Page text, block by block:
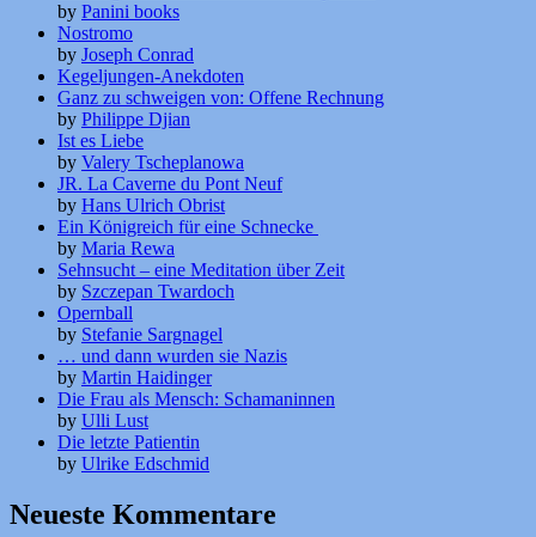
by Panini books
Nostromo
by Joseph Conrad
Kegeljungen-Anekdoten
Ganz zu schweigen von: Offene Rechnung
by Philippe Djian
Ist es Liebe
by Valery Tscheplanowa
JR. La Caverne du Pont Neuf
by Hans Ulrich Obrist
Ein Königreich für eine Schnecke
by Maria Rewa
Sehnsucht – eine Meditation über Zeit
by Szczepan Twardoch
Opernball
by Stefanie Sargnagel
… und dann wurden sie Nazis
by Martin Haidinger
Die Frau als Mensch: Schamaninnen
by Ulli Lust
Die letzte Patientin
by Ulrike Edschmid
Neueste Kommentare